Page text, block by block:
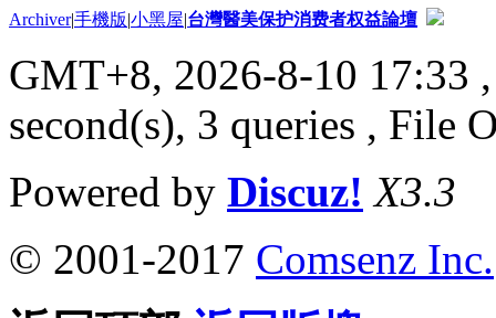
Archiver|手機版|小黑屋|台灣醫美保护消费者权益論壇
GMT+8, 2026-8-10 17:33
second(s), 3 queries , File
Powered by Discuz! X3.3
© 2001-2017 Comsenz Inc.